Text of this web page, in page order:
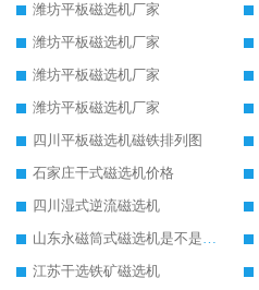
潍坊平板磁选机厂家
潍坊平板磁选机厂家
潍坊平板磁选机厂家
潍坊平板磁选机厂家
四川平板磁选机磁铁排列图
石家庄干式磁选机价格
四川湿式逆流磁选机
山东永磁筒式磁选机是不是强磁
江苏干选铁矿磁选机